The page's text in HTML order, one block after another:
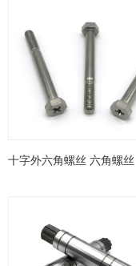
十字外六角螺丝 六角螺丝